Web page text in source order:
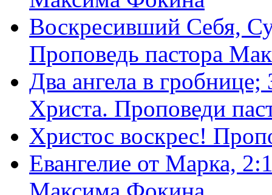
Воскресивший Себя,
Проповедь пастора
Два ангела в
Христа. Проповеди
Христос воскрес!
Евангелие от Марка,